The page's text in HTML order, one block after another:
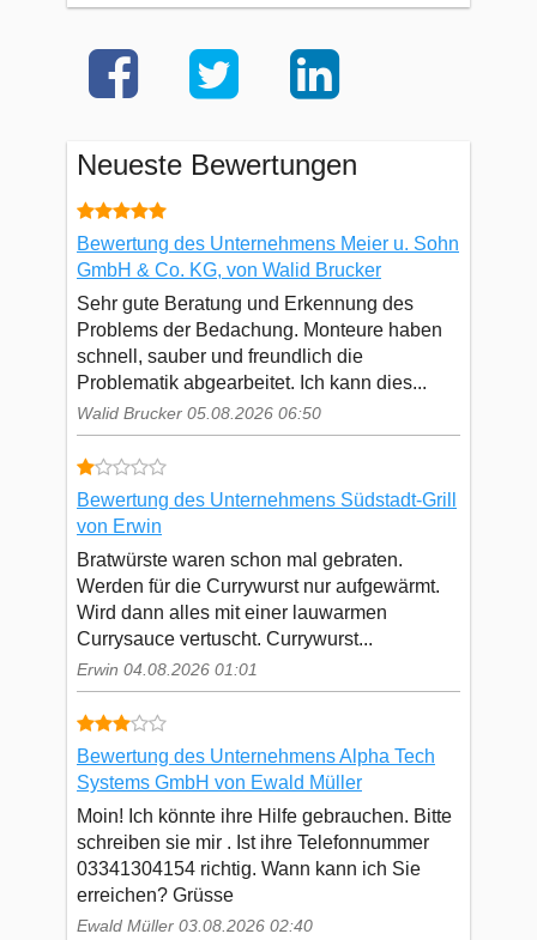
Neueste Bewertungen
Bewertung des Unternehmens Meier u. Sohn
GmbH & Co. KG, von Walid Brucker
Sehr gute Beratung und Erkennung des
Problems der Bedachung. Monteure haben
schnell, sauber und freundlich die
Problematik abgearbeitet. Ich kann dies...
Walid Brucker 05.08.2026 06:50
Bewertung des Unternehmens Südstadt-Grill
von Erwin
Bratwürste waren schon mal gebraten.
Werden für die Currywurst nur aufgewärmt.
Wird dann alles mit einer lauwarmen
Currysauce vertuscht. Currywurst...
Erwin 04.08.2026 01:01
Bewertung des Unternehmens Alpha Tech
Systems GmbH von Ewald Müller
Moin! Ich könnte ihre Hilfe gebrauchen. Bitte
schreiben sie mir . Ist ihre Telefonnummer
03341304154 richtig. Wann kann ich Sie
erreichen? Grüsse
Ewald Müller 03.08.2026 02:40